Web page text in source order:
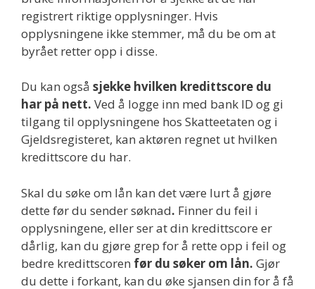
registrert riktige opplysninger. Hvis
opplysningene ikke stemmer, må du be om at
byrået retter opp i disse.
Du kan også sjekke hvilken kredittscore du
har på nett. Ved å logge inn med bank ID og gi
tilgang til opplysningene hos Skatteetaten og i
Gjeldsregisteret, kan aktøren regnet ut hvilken
kredittscore du har.
Skal du søke om lån kan det være lurt å gjøre
dette før du sender søknad. Finner du feil i
opplysningene, eller ser at din kredittscore er
dårlig, kan du gjøre grep for å rette opp i feil og
bedre kredittscoren før du søker om lån. Gjør
du dette i forkant, kan du øke sjansen din for å få